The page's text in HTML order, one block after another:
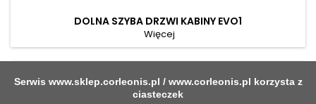
DOLNA SZYBA DRZWI KABINY EVO1
Więcej
Serwis www.sklep.corleonis.pl / www.corleonis.pl korzysta z
ciasteczek